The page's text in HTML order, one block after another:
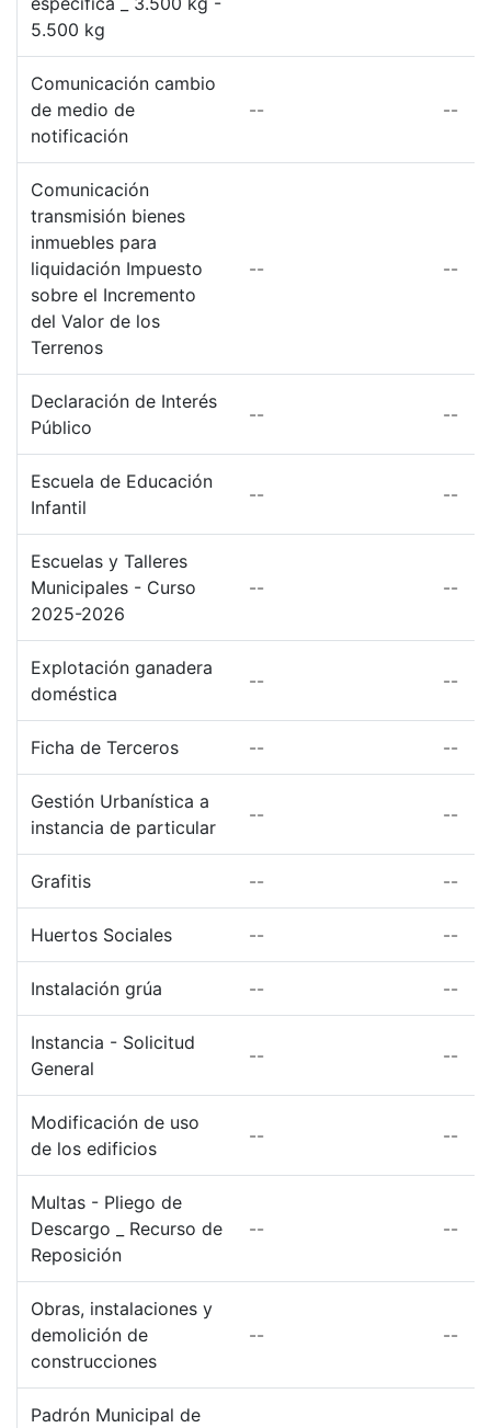
5.500 kg
Comunicación cambio
de medio de
notificación
-- --
Comunicación
transmisión bienes
inmuebles para
liquidación Impuesto
sobre el Incremento
del Valor de los
Terrenos
-- --
Declaración de Interés
Público
-- --
Escuela de Educación
Infantil
-- --
Escuelas y Talleres
Municipales - Curso
2025-2026
-- --
Explotación ganadera
doméstica
-- --
Ficha de Terceros -- --
Gestión Urbanística a
instancia de particular
-- --
Grafitis -- --
Huertos Sociales -- --
Instalación grúa -- --
Instancia - Solicitud
General
-- --
Modificación de uso
de los edificios
-- --
Multas - Pliego de
Descargo _ Recurso de
Reposición
-- --
Obras, instalaciones y
demolición de
construcciones
-- --
Padrón Municipal de